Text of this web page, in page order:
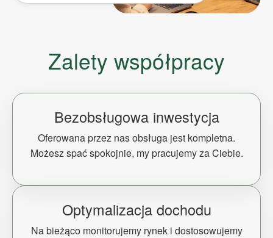
Zalety współpracy
Bezobsługowa inwestycja
Oferowana przez nas obsługa jest kompletna.
Możesz spać spokojnie, my pracujemy za Ciebie.
Optymalizacja dochodu
Na bieżąco monitorujemy rynek i dostosowujemy